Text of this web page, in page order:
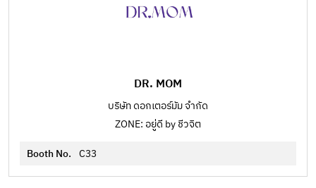
DR. MOM
บริษัท ดอกเตอร์มัม จำกัด
ZONE: อยู่ดี by ชีวจิต
Booth No. C33